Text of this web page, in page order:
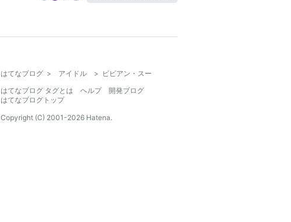
はてなブログ > アイドル > ビビアン・スー
はてなブログ タグとは
ヘルプ
開発ブログ
はてなブログトップ
Copyright (C) 2001-2026 Hatena.